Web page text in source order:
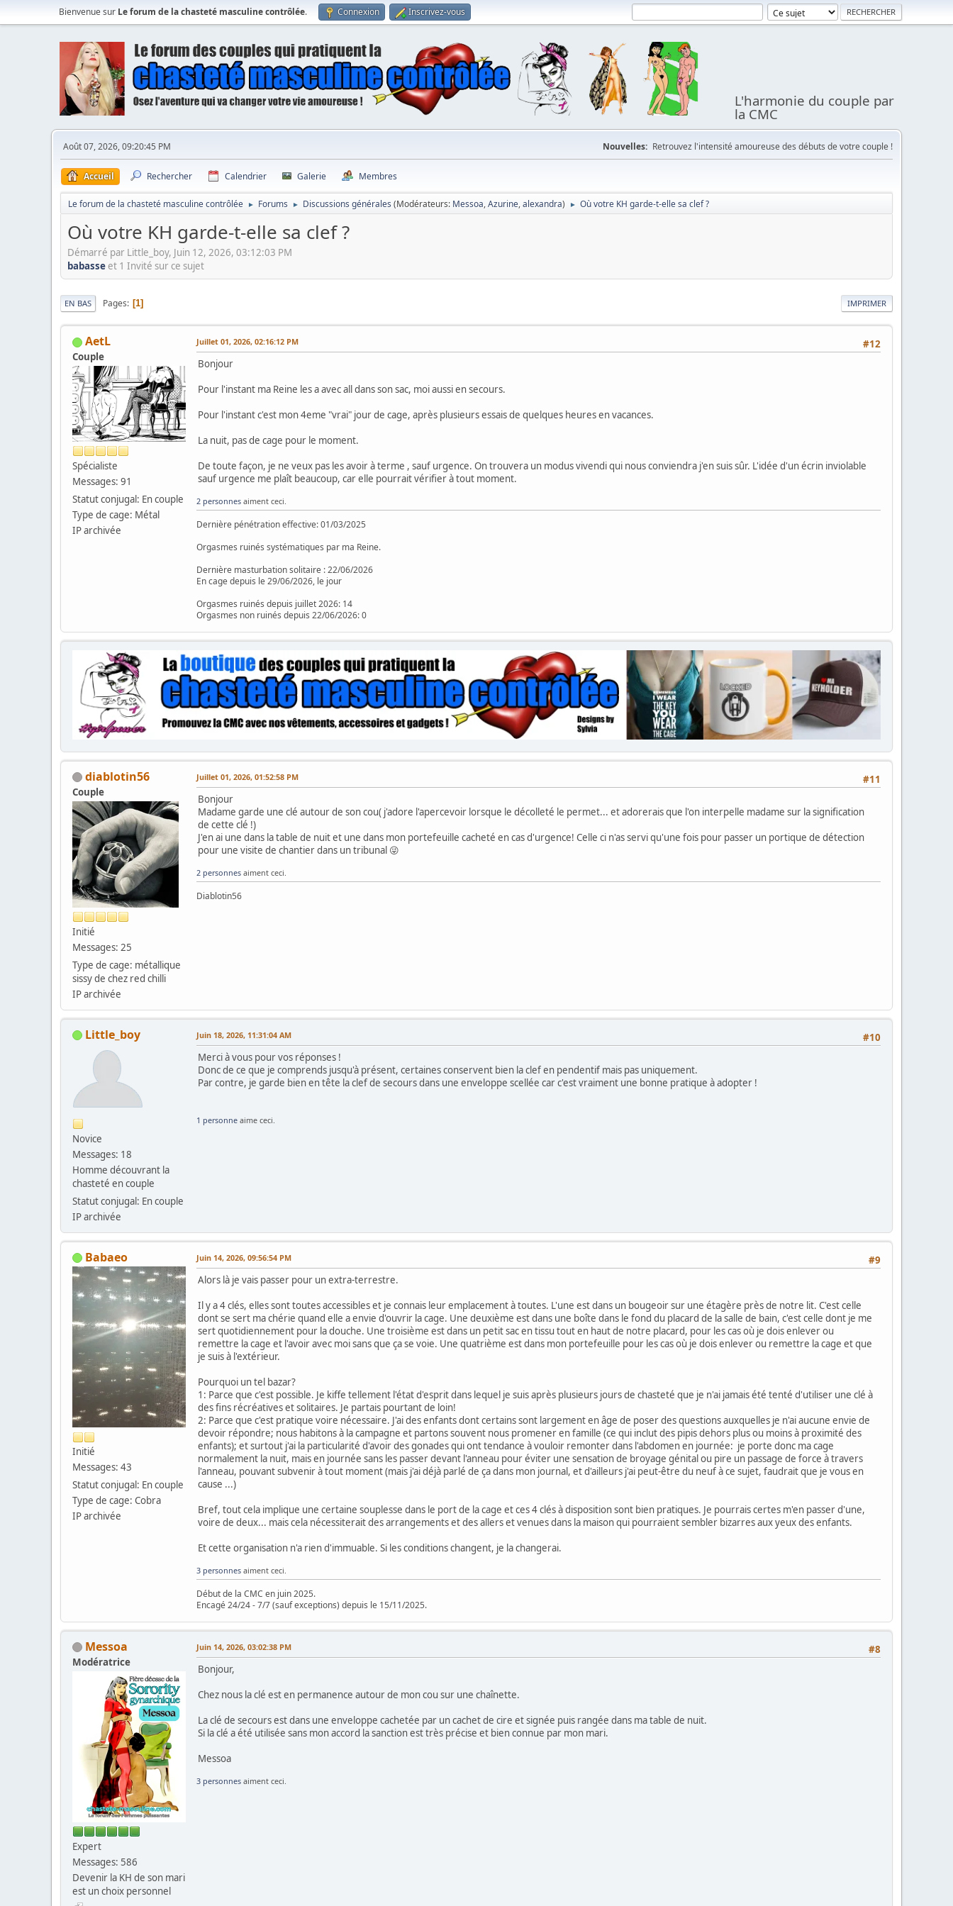
Bienvenue sur Le forum de la chasteté masculine contrôlée. Connexion Inscrivez-vous
L'harmonie du couple par
la CMC
Août 07, 2026, 09:20:45 PM Nouvelles: Retrouvez l'intensité amoureuse des débuts de votre couple !
Accueil Rechercher Calendrier Galerie Membres
Le forum de la chasteté masculine contrôlée ► Forums ► Discussions générales (Modérateurs: Messoa,Azurine,alexandra) ► Où votre KH garde-t-elle sa clef ?
Où votre KH garde-t-elle sa clef ?
Démarré par Little_boy, Juin 12, 2026, 03:12:03 PM
babasse et 1 Invité sur ce sujet
IMPRIMER
EN BAS Pages 1
AetL
Couple
Spécialiste
Messages: 91
Statut conjugal: En couple
Type de cage: Métal
IP archivée
#12
Juillet 01, 2026, 02:16:12 PM
Bonjour
Pour l'instant ma Reine les a avec all dans son sac, moi aussi en secours.
Pour l'instant c'est mon 4eme "vrai" jour de cage, après plusieurs essais de quelques heures en vacances.
La nuit, pas de cage pour le moment.
De toute façon, je ne veux pas les avoir à terme , sauf urgence. On trouvera un modus vivendi qui nous conviendra j'en suis sûr. L'idée d'un écrin inviolable
sauf urgence me plaît beaucoup, car elle pourrait vérifier à tout moment.
2 personnes aiment ceci.
Dernière pénétration effective: 01/03/2025
Orgasmes ruinés systématiques par ma Reine.
Dernière masturbation solitaire : 22/06/2026
En cage depuis le 29/06/2026, le jour
Orgasmes ruinés depuis juillet 2026: 14
Orgasmes non ruinés depuis 22/06/2026: 0
diablotin56
Couple
Initié
Messages: 25
Type de cage: métallique
sissy de chez red chilli
IP archivée
#11
Juillet 01, 2026, 01:52:58 PM
Bonjour
Madame garde une clé autour de son cou( j'adore l'apercevoir lorsque le décolleté le permet... et adorerais que l'on interpelle madame sur la signification
de cette clé !)
J'en ai une dans la table de nuit et une dans mon portefeuille cacheté en cas d'urgence! Celle ci n'as servi qu'une fois pour passer un portique de détection
pour une visite de chantier dans un tribunal 😜
2 personnes aiment ceci.
Diablotin56
Little_boy
Novice
Messages: 18
Homme découvrant la
chasteté en couple
Statut conjugal: En couple
IP archivée
#10
Juin 18, 2026, 11:31:04 AM
Merci à vous pour vos réponses !
Donc de ce que je comprends jusqu'à présent, certaines conservent bien la clef en pendentif mais pas uniquement.
Par contre, je garde bien en tête la clef de secours dans une enveloppe scellée car c'est vraiment une bonne pratique à adopter !
1 personne aime ceci.
Babaeo
Initié
Messages: 43
Statut conjugal: En couple
Type de cage: Cobra
IP archivée
#9
Juin 14, 2026, 09:56:54 PM
Alors là je vais passer pour un extra-terrestre.
Il y a 4 clés, elles sont toutes accessibles et je connais leur emplacement à toutes. L'une est dans un bougeoir sur une étagère près de notre lit. C'est celle
dont se sert ma chérie quand elle a envie d'ouvrir la cage. Une deuxième est dans une boîte dans le fond du placard de la salle de bain, c'est celle dont je me
sert quotidiennement pour la douche. Une troisième est dans un petit sac en tissu tout en haut de notre placard, pour les cas où je dois enlever ou
remettre la cage et l'avoir avec moi sans que ça se voie. Une quatrième est dans mon portefeuille pour les cas où je dois enlever ou remettre la cage et que
je suis à l'extérieur.
Pourquoi un tel bazar?
1: Parce que c'est possible. Je kiffe tellement l'état d'esprit dans lequel je suis après plusieurs jours de chasteté que je n'ai jamais été tenté d'utiliser une clé à
des fins récréatives et solitaires. Je partais pourtant de loin!
2: Parce que c'est pratique voire nécessaire. J'ai des enfants dont certains sont largement en âge de poser des questions auxquelles je n'ai aucune envie de
devoir répondre; nous habitons à la campagne et partons souvent nous promener en famille (ce qui inclut des pipis dehors plus ou moins à proximité des
enfants); et surtout j'ai la particularité d'avoir des gonades qui ont tendance à vouloir remonter dans l'abdomen en journée: je porte donc ma cage
normalement la nuit, mais en journée sans les passer devant l'anneau pour éviter une sensation de broyage génital ou pire un passage de force à travers
l'anneau, pouvant subvenir à tout moment (mais j'ai déjà parlé de ça dans mon journal, et d'ailleurs j'ai peut-être du neuf à ce sujet, faudrait que je vous en
cause ...)
Bref, tout cela implique une certaine souplesse dans le port de la cage et ces 4 clés à disposition sont bien pratiques. Je pourrais certes m'en passer d'une,
voire de deux... mais cela nécessiterait des arrangements et des allers et venues dans la maison qui pourraient sembler bizarres aux yeux des enfants.
Et cette organisation n'a rien d'immuable. Si les conditions changent, je la changerai.
3 personnes aiment ceci.
Début de la CMC en juin 2025.
Encagé 24/24 - 7/7 (sauf exceptions) depuis le 15/11/2025.
Messoa
Modératrice
Expert
Messages: 586
Devenir la KH de son mari
est un choix personnel
#8
Juin 14, 2026, 03:02:38 PM
Bonjour,
Chez nous la clé est en permanence autour de mon cou sur une chaînette.
La clé de secours est dans une enveloppe cachetée par un cachet de cire et signée puis rangée dans ma table de nuit.
Si la clé a été utilisée sans mon accord la sanction est très précise et bien connue par mon mari.
Messoa
3 personnes aiment ceci.